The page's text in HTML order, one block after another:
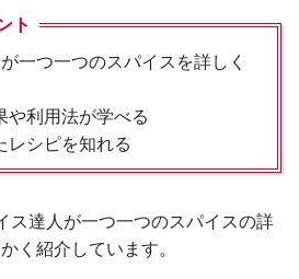
ト
一つ一つのスパイスを詳しく
や利用法が学べる
レシピを知れる
ス達人が一つ一つのスパイスの詳
く紹介しています。